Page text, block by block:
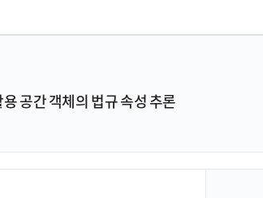
공간 객체의 법규 속성 추론